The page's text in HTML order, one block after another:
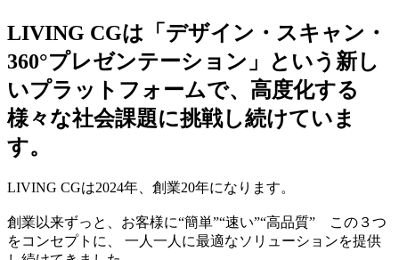
LIVING CGは「デザイン・スキャン・
360°プレゼンテーション」という新し
いプラットフォームで、高度化する
様々な社会課題に挑戦し続けていま
す。
LIVING CGは2024年、創業20年になります。
創業以来ずっと、お客様に“簡単”“速い”“高品質” この３つ
をコンセプトに、 一人一人に最適なソリューションを提供